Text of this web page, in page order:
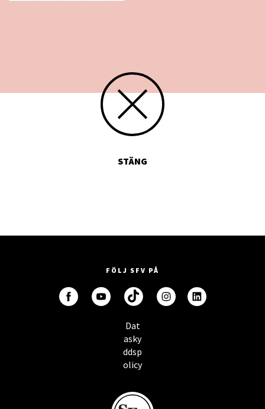
STÄNG
FÖLJ SFV PÅ
Dat
asky
ddsp
olicy